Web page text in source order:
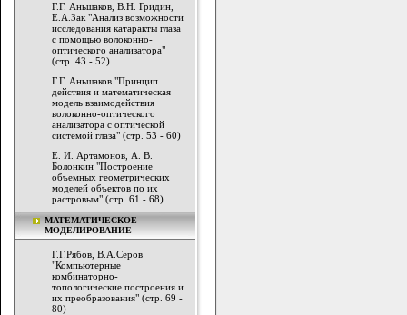
Г.Г. Аньшаков, В.Н. Гридин,
Е.А.Зак "Анализ возможности
исследования катаракты глаза
с помощью волоконно-
оптического анализатора"
(стр. 43 - 52)
Г.Г. Аньшаков "Принцип
действия и математическая
модель взаимодействия
волоконно-оптического
анализатора с оптической
системой глаза" (стр. 53 - 60)
Е. И. Артамонов, А. В.
Болонкин "Построение
объемных геометрических
моделей объектов по их
растровым" (стр. 61 - 68)
МАТЕМАТИЧЕСКОЕ
МОДЕЛИРОВАНИЕ
Г.Г.Рябов, В.А.Серов
"Компьютерные
комбинаторно-
топологические построения и
их преобразования" (стр. 69 -
80)